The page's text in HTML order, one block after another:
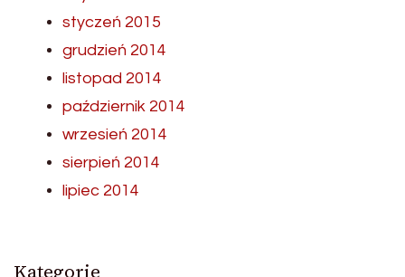
styczeń 2015
grudzień 2014
listopad 2014
październik 2014
wrzesień 2014
sierpień 2014
lipiec 2014
Kategorie